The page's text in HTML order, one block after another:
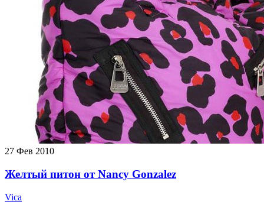
27 Фев 2010
Желтый питон от Nancy Gonzalez
Vica